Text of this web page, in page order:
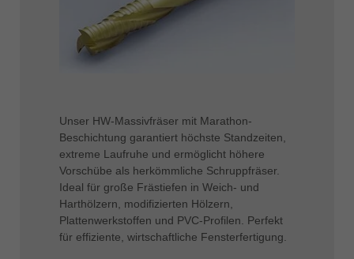
Unser HW-Massivfräser mit Marathon-
Beschichtung garantiert höchste Standzeiten,
extreme Laufruhe und ermöglicht höhere
Vorschübe als herkömmliche Schruppfräser.
Ideal für große Frästiefen in Weich- und
Harthölzern, modifizierten Hölzern,
Plattenwerkstoffen und PVC-Profilen. Perfekt
für effiziente, wirtschaftliche Fensterfertigung.